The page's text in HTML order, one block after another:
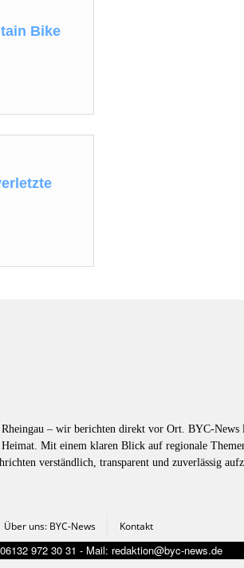
Bike
– wir berichten direkt vor Ort. BYC-
Mit einem klaren Blick auf regionale
verständlich, transparent und zuverlässig
Über uns: BYC-News Kontakt
972 30 31 - Mail: redaktion@byc-news.de